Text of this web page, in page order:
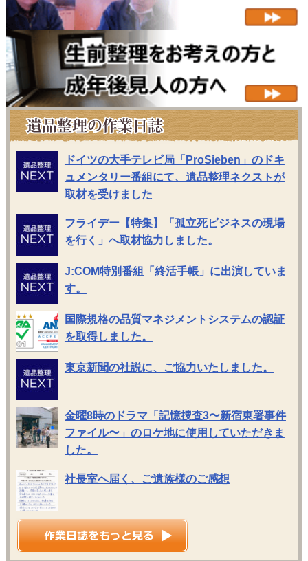
ドイツの大手テレビ局「ProSieben」のドキ
ュメンタリー番組にて、遺品整理ネクストが
取材を受けました
フライデー【特集】「孤立死ビジネスの現場
を行く」へ取材協力しました。
J:COM特別番組「終活手帳」に出演していま
す。
国際規格の品質マネジメントシステムの認証
を取得しました。
東京新聞の社説に、ご協力いたしました。
金曜8時のドラマ「記憶捜査3〜新宿東署事件
ファイル〜」のロケ地に使用していただきま
した。
社長室へ届く、ご遺族様のご感想